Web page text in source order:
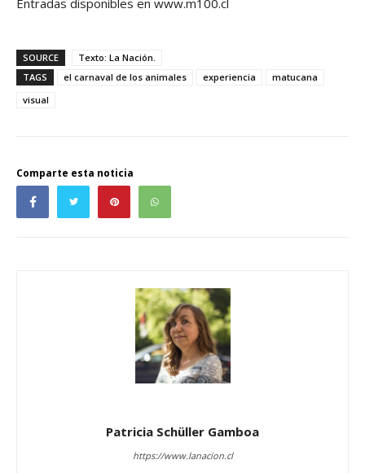
SOURCE
Texto: La Nación.
TAGS
el carnaval de los animales experiencia
matucana
visual
Comparte esta noticia
Patricia Schüller Gamboa
https://www.lanacion.cl